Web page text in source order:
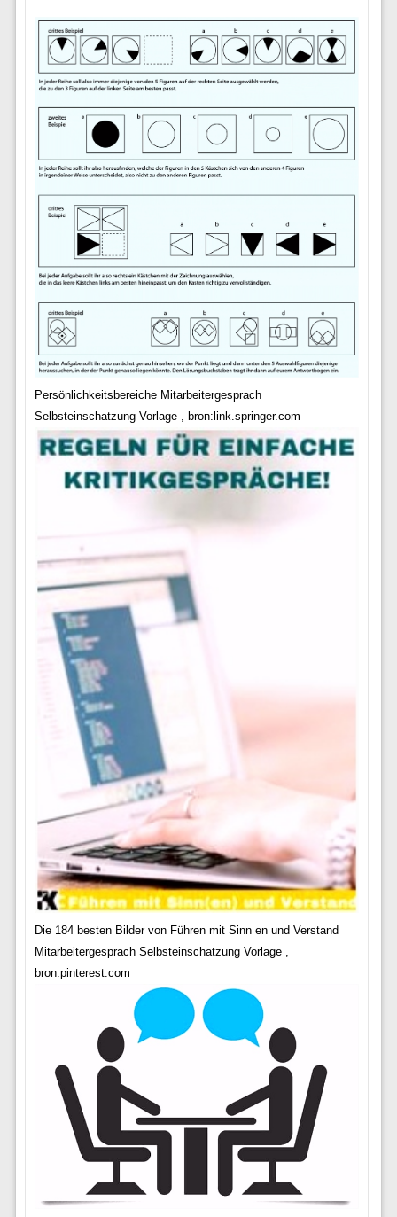
Persönlichkeitsbereiche Mitarbeitergesprach
Selbsteinschatzung Vorlage , bron:link.springer.com
Die 184 besten Bilder von Führen mit Sinn en und Verstand
Mitarbeitergesprach Selbsteinschatzung Vorlage ,
bron:pinterest.com